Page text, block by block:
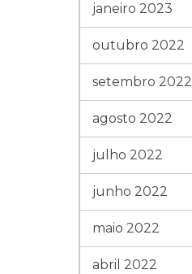
janeiro 2023
outubro 2022
setembro 2022
agosto 2022
julho 2022
junho 2022
maio 2022
abril 2022